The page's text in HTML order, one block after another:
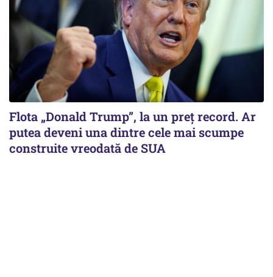
Flota „Donald Trump”, la un preț record. Ar
putea deveni una dintre cele mai scumpe
construite vreodată de SUA